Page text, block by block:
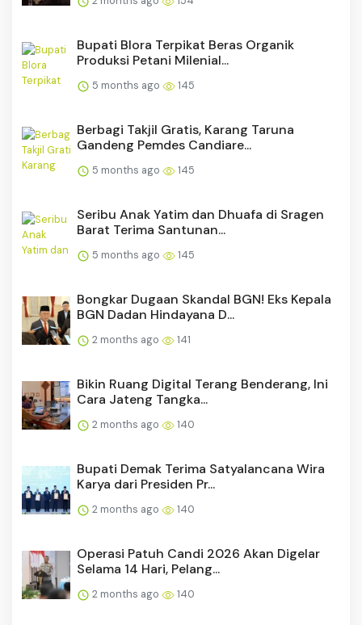
Bupati Blora Terpikat Beras Organik
Produksi Petani Milenial...
5 months ago 145
Berbagi Takjil Gratis, Karang Taruna
Gandeng Pemdes Candiare...
5 months ago 145
Seribu Anak Yatim dan Dhuafa di Sragen
Barat Terima Santunan...
5 months ago 145
Bongkar Dugaan Skandal BGN! Eks Kepala
BGN Dadan Hindayana D...
2 months ago 141
Bikin Ruang Digital Terang Benderang, Ini
Cara Jateng Tangka...
2 months ago 140
Bupati Demak Terima Satyalancana Wira
Karya dari Presiden Pr...
2 months ago 140
Operasi Patuh Candi 2026 Akan Digelar
Selama 14 Hari, Pelang...
2 months ago 140